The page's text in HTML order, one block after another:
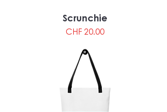
Scrunchie
Preis
CHF 20.00